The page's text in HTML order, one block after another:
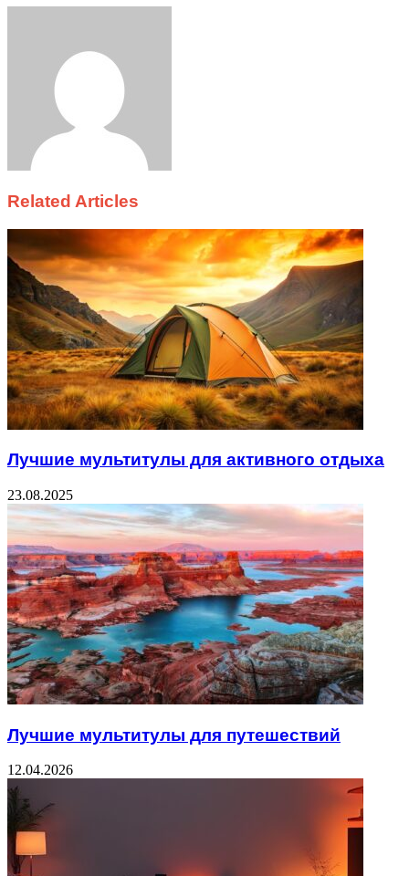
Related Articles
Лучшие мультитулы для активного отдыха
23.08.2025
Лучшие мультитулы для путешествий
12.04.2026